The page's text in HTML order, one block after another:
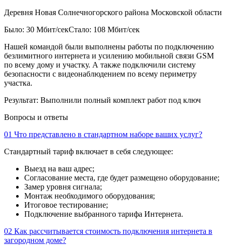
Деревня Новая Солнечногорского района Московской области
Было: 30 Мбит/секСтало: 108 Мбит/сек
Нашей командой были выполнены работы по подключению
безлимитного интернета и усилению мобильной связи GSM
по всему дому и участку. А также подключили систему
безопасности с видеонаблюдением по всему периметру
участка.
Результат: Выполнили полный комплект работ под ключ
Вопросы и ответы
01 Что представлено в стандартном наборе ваших услуг?
Стандартный тариф включает в себя следующее:
Выезд на ваш адрес;
Согласование места, где будет размещено оборудование;
Замер уровня сигнала;
Монтаж необходимого оборудования;
Итоговое тестирование;
Подключение выбранного тарифа Интернета.
02 Как рассчитывается стоимость подключения интернета в
загородном доме?